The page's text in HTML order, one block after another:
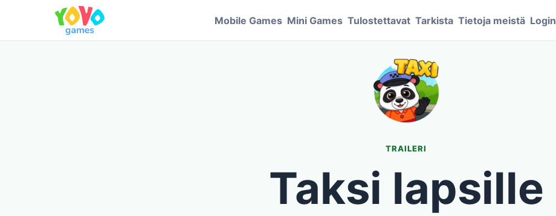
Mobile Games Mini Games Tulostettavat Tarkista Tietoja meistä Login
TRAILERI
Taksi lapsille